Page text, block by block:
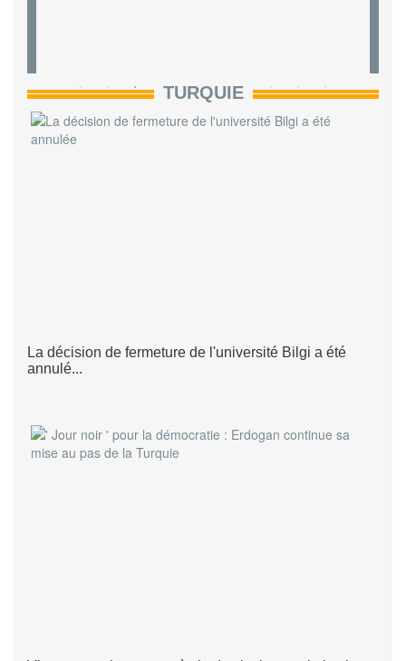
TURQUIE
La décision de fermeture de l'université Bilgi a été
annulé...